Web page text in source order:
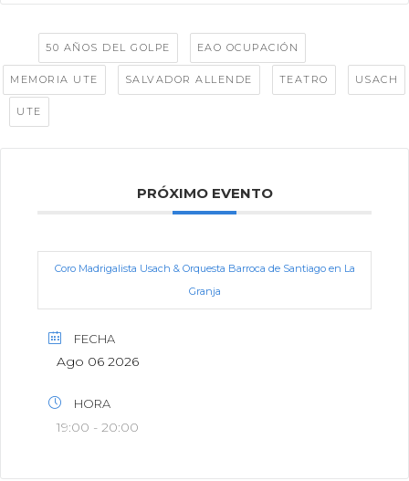
50 AÑOS DEL GOLPE EAO OCUPACIÓN
MEMORIA UTE SALVADOR ALLENDE TEATRO USACH
UTE
PRÓXIMO EVENTO
Coro Madrigalista Usach & Orquesta Barroca de Santiago en La
Granja
FECHA
Ago 06 2026
HORA
19:00 - 20:00